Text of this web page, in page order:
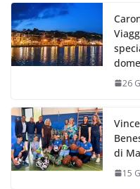
26
di
15